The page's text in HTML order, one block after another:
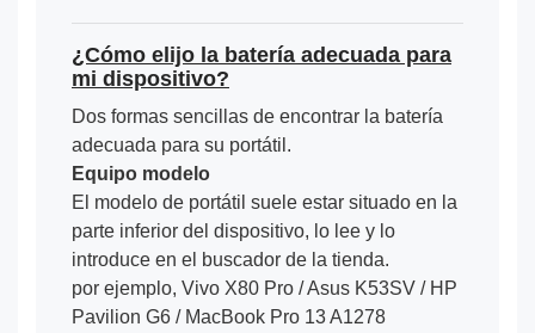
¿Cómo elijo la batería adecuada para
mi dispositivo?
Dos formas sencillas de encontrar la batería
adecuada para su portátil.
Equipo modelo
El modelo de portátil suele estar situado en la
parte inferior del dispositivo, lo lee y lo
introduce en el buscador de la tienda.
por ejemplo, Vivo X80 Pro / Asus K53SV / HP
Pavilion G6 / MacBook Pro 13 A1278